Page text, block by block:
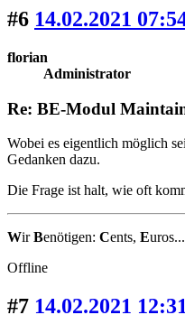
#6 14.02.2021
florian
Administrator
Re: BE-Modul
Wobei es eigentlich möglich
Gedanken dazu.
Die Frage ist halt, wie oft
WirBenötigen: Cents, Euros...
Offline
#7 14.02.2021